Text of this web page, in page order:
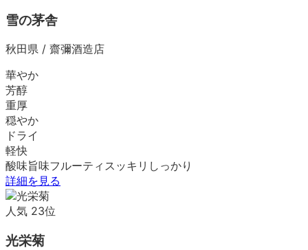
雪の茅舎
秋田県 / 齋彌酒造店
華やか
芳醇
重厚
穏やか
ドライ
軽快
酸味旨味フルーティ スッキリ しっかり
詳細を見る
人気 23位
光栄菊